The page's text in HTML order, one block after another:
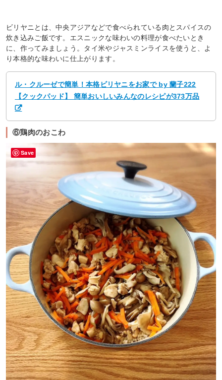
ビリヤニとは、中央アジアなどで食べられている肉とスパイスの
炊き込みご飯です。エスニックな味わいの料理が食べたいとき
に、作ってみましょう。タイ米やジャスミンライスを使うと、よ
り本格的な味わいに仕上がります。
ル・クルーゼで簡単！本格ビリヤニをお家で by 蘭子222
【クックパッド】 簡単おいしいみんなのレシピが373万品
⑥鶏肉のおこわ
Save